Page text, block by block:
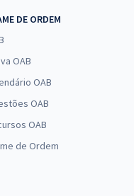
- Contabilidade Geral
Contabilidade -
DE ORDEM
OAB
OAB
OAB
OAB
de Ordem